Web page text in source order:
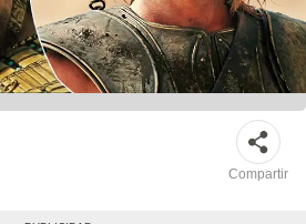
Compartir